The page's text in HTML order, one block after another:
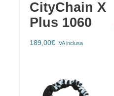
CityChain X
Plus 1060
189,00€ IVA inclusa